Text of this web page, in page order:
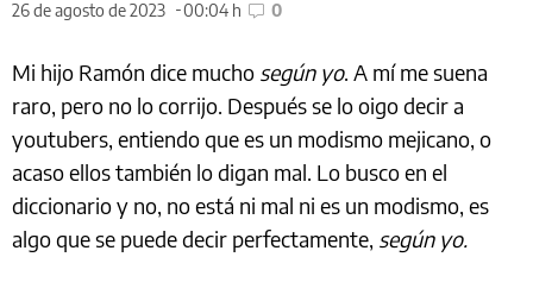
26 de agosto de 2023 00:04 h 0
Mi hijo Ramón dice mucho según yo. A mí me suena
raro, pero no lo corrijo. Después se lo oigo decir a
youtubers, entiendo que es un modismo mejicano, o
acaso ellos también lo digan mal. Lo busco en el
diccionario y no, no está ni mal ni es un modismo, es
algo que se puede decir perfectamente, según yo.